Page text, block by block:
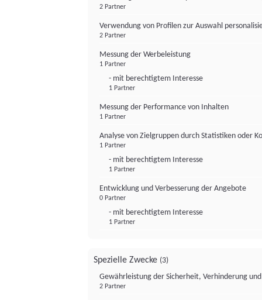
2 Partner
Verwendung von Profilen zur Auswahl
2 Partner
Messung der Werbeleistung
1 Partner
- mit berechtigtem Interesse
1 Partner
Messung der Performance von Inhalten
1 Partner
Analyse von Zielgruppen durch Statistiken oder
1 Partner
- mit berechtigtem Interesse
1 Partner
Entwicklung und Verbesserung der Angebote
0 Partner
- mit berechtigtem Interesse
1 Partner
Spezielle Zwecke (3)
Gewährleistung der Sicherheit, Verhinderung
2 Partner